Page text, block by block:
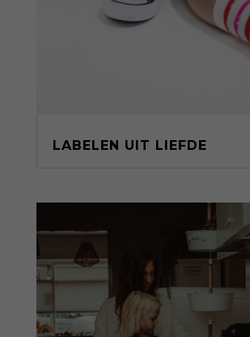
LABELEN UIT LIEFDE